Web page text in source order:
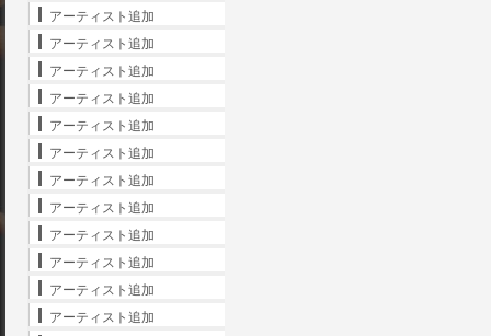
アーティスト追加
アーティスト追加
アーティスト追加
アーティスト追加
アーティスト追加
アーティスト追加
アーティスト追加
アーティスト追加
アーティスト追加
アーティスト追加
アーティスト追加
アーティスト追加